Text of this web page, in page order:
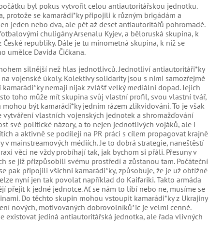
byl pokus vytvořit celou antiautoritářskou jednotku.
protože se kamarádi*ky připojili k různým brigádám a
jeden nebo dva, ale pět až deset antiautoritářů pohromadě.
chuligány Arsenalu Kyjev, a běloruská skupina, k
republiky. Dále je tu minometná skupina, k níž se
umělce Davida Čičkana.
silnější než hlas jednotlivců. Jednotliví antiautoritáři*ky
vojenské úkoly. Kolektivy solidarity jsou s nimi samozřejmě
nemají nijak zvlášť velký mediální dopad. Jejich
toho může mít skupina svůj vlastní profil, svou vlastní tvář,
být kamarádi*ky jedním rázem zlikvidováni. To je však
vlastních vojenských jednotek a shromažďování
své politické názory, a to nejen jednotlivých vojáků, ale i
a aktivně se podílejí na PR práci s cílem propagovat krajně
mainstreamových médiích. Je to dobrá strategie, naneštěstí
věci ne vždy probíhají tak, jak bychom si přáli. Přesuny v
se již přizpůsobili svému prostředí a zůstanou tam. Počáteční
pak připojili všichni kamarádi*ky, způsobuje, že je už obtížné
nyní jen tak povolat například do Kaifariki. Takto armáda
přejít k jedné jednotce. Ať se nám to líbí nebo ne, musíme se
Do těchto skupin mohou vstoupit kamarádi*ky z Ukrajiny
nových, motivovaných dobrovolníků*ic je velmi cenné.
existovat jediná antiautoritářská jednotka, ale řada vlivných